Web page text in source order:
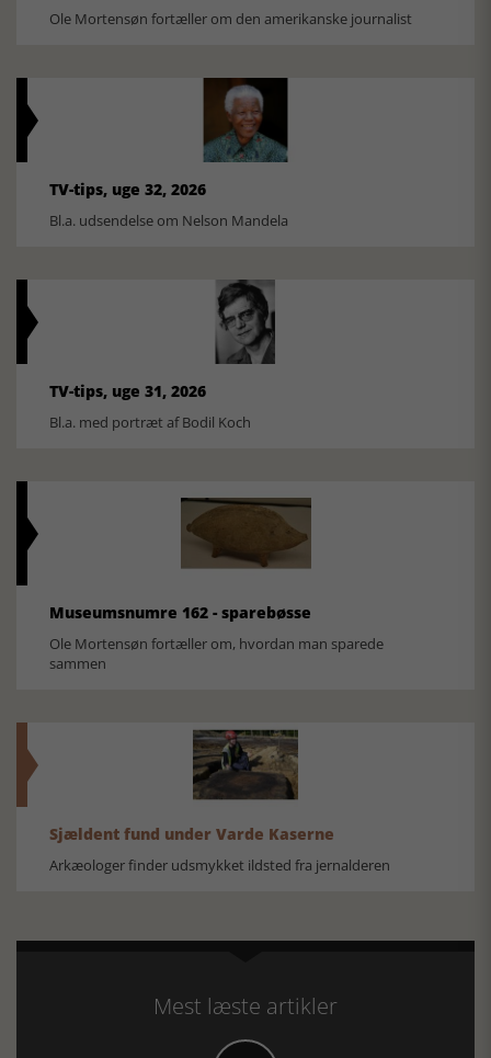
Ole Mortensøn fortæller om den amerikanske journalist
TV-tips, uge 32, 2026
Bl.a. udsendelse om Nelson Mandela
TV-tips, uge 31, 2026
Bl.a. med portræt af Bodil Koch
Museumsnumre 162 - sparebøsse
Ole Mortensøn fortæller om, hvordan man sparede
sammen
Sjældent fund under Varde Kaserne
Arkæologer finder udsmykket ildsted fra jernalderen
Mest læste artikler